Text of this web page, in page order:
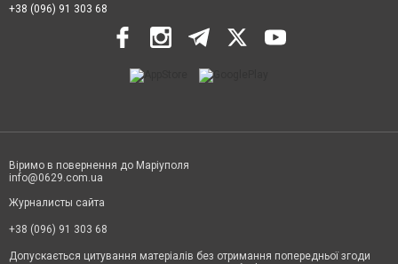
+38 (096) 91 303 68
Віримо в повернення до Маріуполя
info@0629.com.ua
Журналисты сайта
+38 (096) 91 303 68
Допускається цитування матеріалів без отримання попередньої згоди